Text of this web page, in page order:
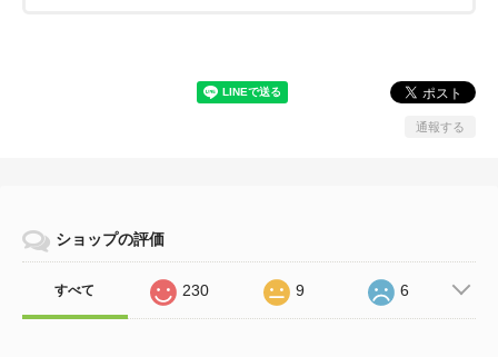
通報する
ショップの評価
すべて 230 9 6